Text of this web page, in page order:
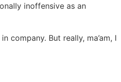
inoffensive as an
company. But really, ma’am, I